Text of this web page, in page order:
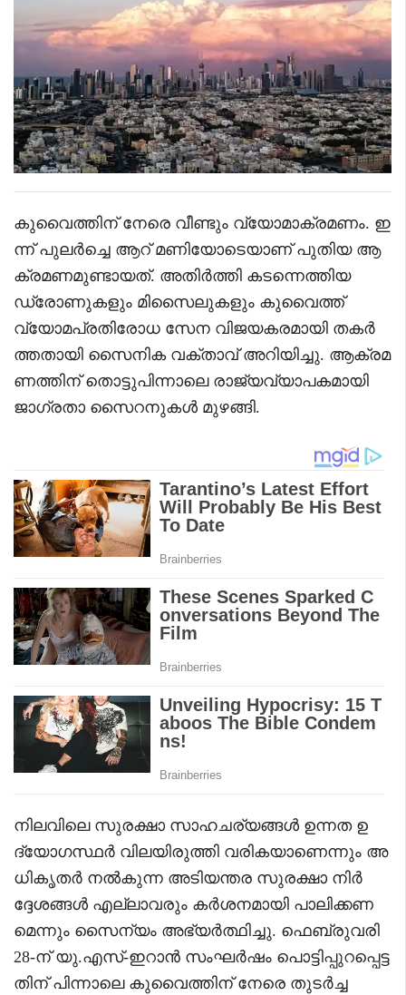
കുവൈത്തിന് നേരെ വീണ്ടും വ്യോമാക്രമണം. ഇ
ന്ന് പുലർച്ചെ ആറ് മണിയോടെയാണ് പുതിയ ആ
ക്രമണമുണ്ടായത്. അതിർത്തി കടന്നെത്തിയ
ഡ്രോണുകളും മിസൈലുകളും കുവൈത്ത്
വ്യോമപ്രതിരോധ സേന വിജയകരമായി തകർ
ത്തതായി സൈനിക വക്താവ് അറിയിച്ചു. ആക്രമ
ണത്തിന് തൊട്ടുപിന്നാലെ രാജ്യവ്യാപകമായി
ജാഗ്രതാ സൈറനുകൾ മുഴങ്ങി.
നിലവിലെ സുരക്ഷാ സാഹചര്യങ്ങൾ ഉന്നത ഉ
ദ്യോഗസ്ഥർ വിലയിരുത്തി വരികയാണെന്നും അ
ധികൃതർ നൽകുന്ന അടിയന്തര സുരക്ഷാ നിർ
ദ്ദേശങ്ങൾ എല്ലാവരും കർശനമായി പാലിക്കണ
മെന്നും സൈന്യം അഭ്യർത്ഥിച്ചു. ഫെബ്രുവരി
28-ന് യു.എസ്-ഇറാൻ സംഘർഷം പൊട്ടിപ്പുറപ്പെട്ട
തിന് പിന്നാലെ കുവൈത്തിന് നേരെ തുടർച്ച